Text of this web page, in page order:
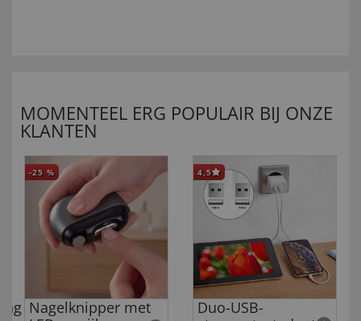
MOMENTEEL ERG POPULAIR BIJ ONZE
KLANTEN
-25 %
Nagelknipper met
4,5
Duo-USB-